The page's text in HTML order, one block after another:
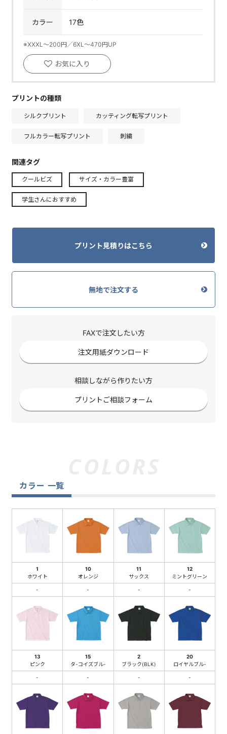
カラー 17色
※XXXL～200円／6XL～470円UP
お気に入り
プリントの種類
シルクプリント カッティング転写プリント
フルカラー転写プリント 刺繍
関連タグ
クールビズ サイズ・カラー豊富
学生さんにおすすめ
プリント見積りはこちら
無地で注文する
FAXで注文したい方
注文用紙ダウンロード
相談しながら作りたい方
プリントご相談フォーム
カラー 一覧
1
ホワイト
-
10
オレンジ
-
11
サックス
-
12
ミントグリーン
-
13
ピンク
-
15
タ-コイズブル-
-
2
ブラック(BLK)
-
20
ロイヤルブル-
-